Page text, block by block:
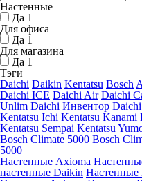
Настенные
Да 1
Для офиса
Да 1
Для магазина
Да 1
Тэги
Daichi Daikin Kentatsu Bosch
Daichi ICE Daichi Air Daichi
Unlim Daichi Инвентор
Kentatsu Ichi Kentatsu Kanami
Kentatsu Sempai Kentatsu
Bosch Climate 5000 Bosch
5000
Настенные Axioma
настенные Daikin Настенные